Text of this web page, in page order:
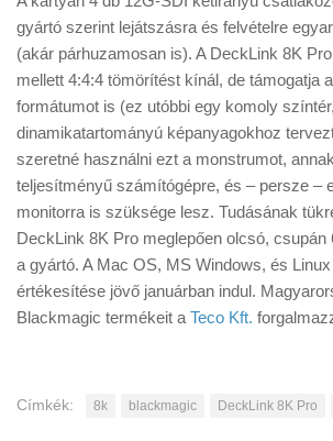
gyártó szerint lejátszásra és felvételre
(akár párhuzamosan is). A DeckLink 8K
mellett 4:4:4 tömörítést kínál, de támogatja
formátumot is (ez utóbbi egy komoly
dinamikatartományú képanyagokhoz
szeretné használni ezt a monstrumot,
teljesítményű számítógépre, és – persze –
monitorra is szüksége lesz. Tudásának
DeckLink 8K Pro meglepően olcsó, csupán
a gyártó. A Mac OS, MS Windows, és
értékesítése jövő januárban indul.
Blackmagic termékeit a Teco Kft.
Címkék: 8k blackmagic DeckLink 8K Pro